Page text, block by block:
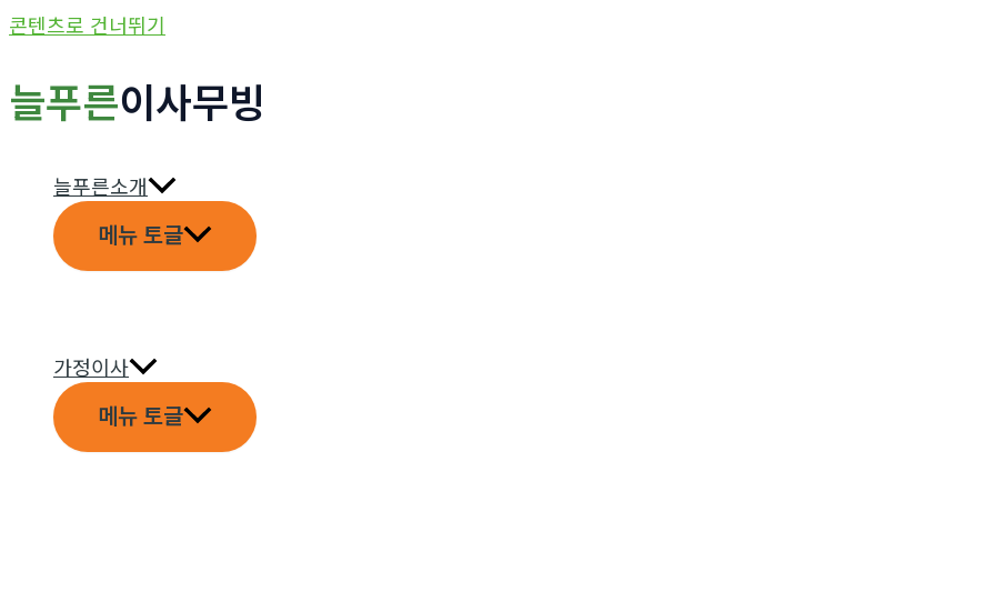
콘텐츠로 건너뛰기
늘푸른이사무빙
늘푸른소개
메뉴 토글
가정이사
메뉴 토글